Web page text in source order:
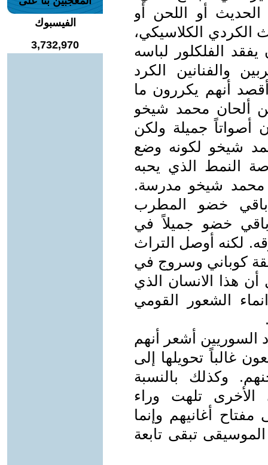
أو اللحن أو
الكردي الكلاسيكي،
الفلكلور لباسه
والفنانين الكرد
أنهم يكررون ما
ألحان محمد شيخو
أصواتاً جميلة ولكن
شيخو لكونه وضع
النمط الذي يحبه
محمد شيخو مدرسة.
باقي خضو المطرب
خضو جميلاً في
لكنه أوصل التراث
كوباني وسروج في
أن هذا الانسان الذي
الشعور القومي
السوريين أشعر أنهم
غالباً تحويلها إلى
وكذلك بالنسبة
الأخرى تلهت وراء
أغانيهم وإنما
تبقى تابعة
الفيسبوك
3,732,970